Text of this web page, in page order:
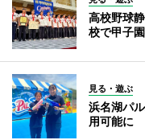
高校野球
校で甲子
見る・遊ぶ
浜名湖パ
用可能に